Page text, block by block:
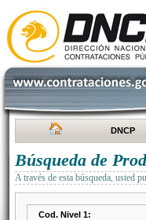
DNCP
Búsqueda de
A través de esta búsqueda, usted
Cod. Nivel 1: